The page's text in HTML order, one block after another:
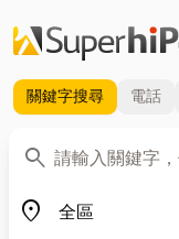
關鍵字搜尋 電話
search
關鍵字
place
地區